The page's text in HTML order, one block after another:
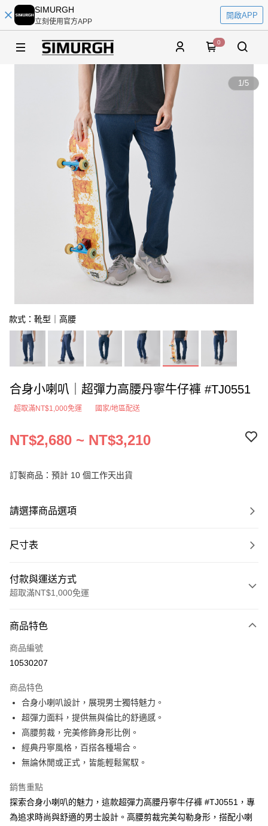
SIMURGH
立刻使用官方APP
開啟APP
0
1/5
款式：靴型｜高腰
合身小喇叭｜超彈力高腰丹寧牛仔褲 #TJ0551
超取滿NT$1,000免運 國家/地區配送
NT$2,680 ~ NT$3,210
訂製商品：預計 10 個工作天出貨
請選擇商品選項
尺寸表
付款與運送方式
超取滿NT$1,000免運
信用卡一次付款
超商取貨付款
Apple Pay
悠遊付
Google Pay
ATM付款
全家取貨付款
商品特色
商品編號
10530207
商品特色
合身小喇叭設計，展現男士獨特魅力。
超彈力面料，提供無與倫比的舒適感。
高腰剪裁，完美修飾身形比例。
經典丹寧風格，百搭各種場合。
無論休閒或正式，皆能輕鬆駕馭。
銷售重點
探索合身小喇叭的魅力，這款超彈力高腰丹寧牛仔褲 #TJ0551，專
為追求時尚與舒適的男士設計。高腰剪裁完美勾勒身形，搭配小喇